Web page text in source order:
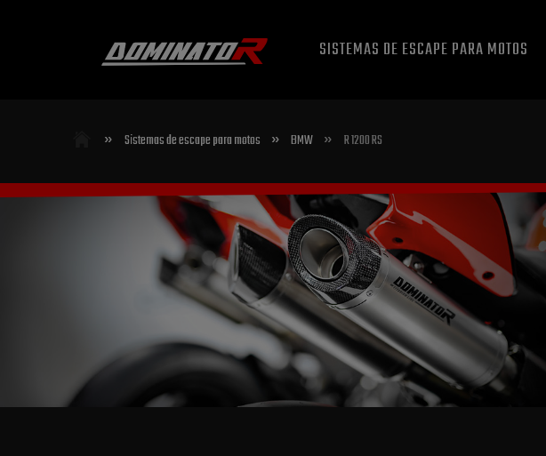
SISTEMAS DE ESCAPE PARA MOTOS
» Sistemas de escape para motos » BMW » R 1200 RS